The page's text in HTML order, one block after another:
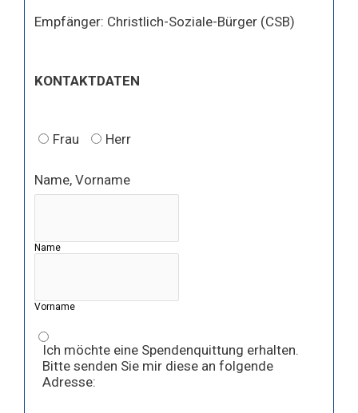
Empfänger: Christlich-Soziale-Bürger (CSB)
KONTAKTDATEN
Frau Herr
Name, Vorname
Name
Vorname
Ich möchte eine Spendenquittung erhalten.
Bitte senden Sie mir diese an folgende
Adresse: